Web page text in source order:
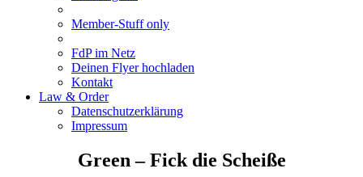
Member-Stuff only
FdP im Netz
Deinen Flyer hochladen
Kontakt
Law & Order
Datenschutzerklärung
Impressum
Green – Fick die Scheiße